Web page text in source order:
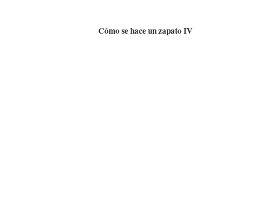
Cómo se hace un zapato IV